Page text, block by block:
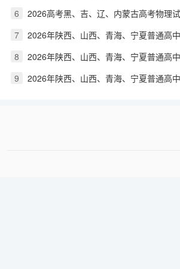
6
2026高考黑、吉、辽、内蒙古高考物理
7
2026年陕西、山西、青海、宁夏普通高
8
2026年陕西、山西、青海、宁夏普通高
9
2026年陕西、山西、青海、宁夏普通高